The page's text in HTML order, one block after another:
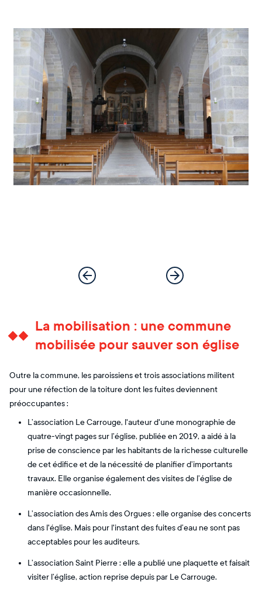
La mobilisation : une commune
mobilisée pour sauver son église
Outre la commune, les paroissiens et trois associations militent
pour une réfection de la toiture dont les fuites deviennent
préoccupantes :
L’association Le Carrouge, l'auteur d'une monographie de
quatre-vingt pages sur l’église, publiée en 2019, a aidé à la
prise de conscience par les habitants de la richesse culturelle
de cet édifice et de la nécessité de planifier d’importants
travaux. Elle organise également des visites de l’église de
manière occasionnelle.
L’association des Amis des Orgues : elle organise des concerts
dans l'église. Mais pour l'instant des fuites d’eau ne sont pas
acceptables pour les auditeurs.
L’association Saint Pierre : elle a publié une plaquette et faisait
visiter l’église, action reprise depuis par Le Carrouge.